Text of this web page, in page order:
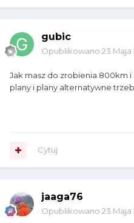
gubic
Opublikowano 23 Maja
Jak masz do zrobienia 800km
plany i plany alternatywne
Cytuj
jaaga76
Opublikowano 23 Maja